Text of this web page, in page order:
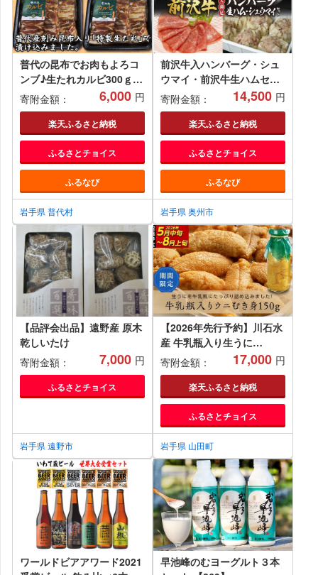
普代の昆布でお肉もよろコ
ンブ♪生たれカルビ300ｇ×
２パック 豚肉 味付け肉
寄附金額： 6,000 円
楽天ふるさと納税
ふるさとチョイス
ふるなび
岩手県 普代村
前沢牛入ハンバーグ・シュ
ウマイ・前沢牛生ハムセッ
ト [ME012]
寄附金額： 14,500 円
楽天ふるさと納税
ふるさとチョイス
ふるなび
岩手県 奥州市
【品評会出品】遠野産 原木
乾しいたけ
寄附金額：
7,000 円
ふるさとチョイス
岩手県 遠野市
【2026年先行予約】川石水
産 牛乳瓶入り生うに
150g×1本 無添加ウニ 瓶入
りウニ キタムラサキウニ
【令和8年5月中旬～8月上
旬配送予定】【配送日指定
不可】【沖縄・離島配送不
可】 YD-904
寄附金額： 17,000 円
楽天ふるさと納税
ふるさとチョイス
岩手県 山田町
ワールドビアアワード2021
早池峰のむヨーグルト３本